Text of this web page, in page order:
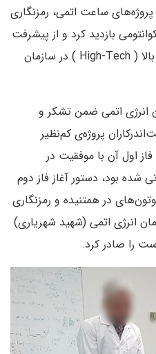
ساعت اتمی، رمزنگاری
بازدید کرد و از پیشرفت
های ثمربخش این فناوری سطح بالا ( High-Tech ) در سازمان
انرژی اتمی ضمن تشکر و
پروژه‌ی کم‌نظیر
اول آن با موفقیت در
شده بود، دستور آغاز فاز دوم
در همتنیده و رمزنگاری
انرژی اتمی (شهید شهریاری)
را صادر کرد.